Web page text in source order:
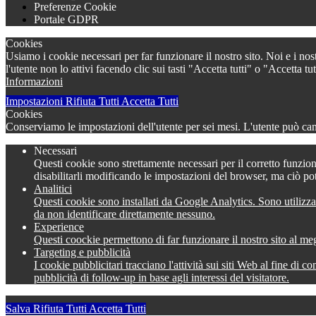
Preferenze Cookie
Portale GDPR
Cookies
Usiamo i cookie necessari per far funzionare il nostro sito. Noi e i
l'utente non lo attivi facendo clic sui tasti "Accetta tutti" o "Accetta
Informazioni
Impostazioni Rifiuta TuttiAccetta Tutti
Cookies
Conserviamo le impostazioni dell'utente per sei mesi. L'utente può
Necessari
Questi cookie sono strettamente necessari per il corretto
disabilitarli modificando le impostazioni del browser, ma ciò
Analitici
Questi cookie sono installati da Google Analytics. Sono
da non identificare direttamente nessuno.
Experience
Questi coockie permettono di far funzionare il nostro sito al
Targeting e pubblicità
I cookie pubblicitari tracciano l'attività sui siti Web al fine di
pubblicità di follow-up in base agli interessi del visitatore.
Salva Rifiuta TuttiAccetta Tutti